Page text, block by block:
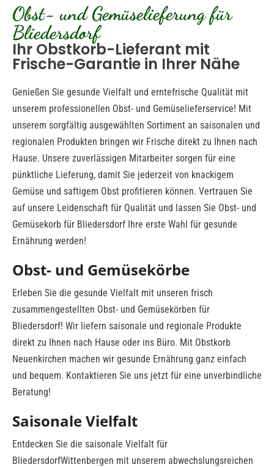
Obst- und Gemüselieferung für
Bliedersdorf
Ihr Obstkorb-Lieferant mit
Frische-Garantie in Ihrer Nähe
Genießen Sie gesunde Vielfalt und erntefrische Qualität mit
unserem professionellen Obst- und Gemüselieferservice! Mit
unserem sorgfältig ausgewählten Sortiment an saisonalen und
regionalen Produkten bringen wir Frische direkt zu Ihnen nach
Hause. Unsere zuverlässigen Mitarbeiter sorgen für eine
pünktliche Lieferung, damit Sie jederzeit von knackigem
Gemüse und saftigem Obst profitieren können. Vertrauen Sie
auf unsere Leidenschaft für Qualität und lassen Sie Obst- und
Gemüsekorb für Bliedersdorf Ihre erste Wahl für gesunde
Ernährung werden!
Obst- und Gemüsekörbe
Erleben Sie die gesunde Vielfalt mit unseren frisch
zusammengestellten Obst- und Gemüsekörben für
Bliedersdorf! Wir liefern saisonale und regionale Produkte
direkt zu Ihnen nach Hause oder ins Büro. Mit Obstkorb
Neuenkirchen machen wir gesunde Ernährung ganz einfach
und bequem. Kontaktieren Sie uns jetzt für eine unverbindliche
Beratung!
Saisonale Vielfalt
Entdecken Sie die saisonale Vielfalt für
BliedersdorfWittenbergen mit unserem abwechslungsreichen